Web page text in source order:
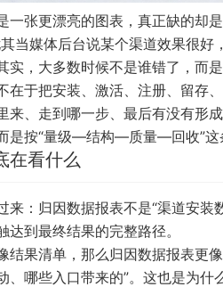
一张更漂亮的图表，真正缺的却
当媒体后台说某个渠道效果很
实，大多数时候不是谁错了，而
在于把安装、激活、注册、留存
来、走到哪一步、最后有没有形
是按“量级—结构—质量—回收”这
在看什么
来：归因数据报表不是“渠道安
到最终结果的完整路径。
结果清单，那么归因数据报表更
、哪些入口带来的”。这也是为